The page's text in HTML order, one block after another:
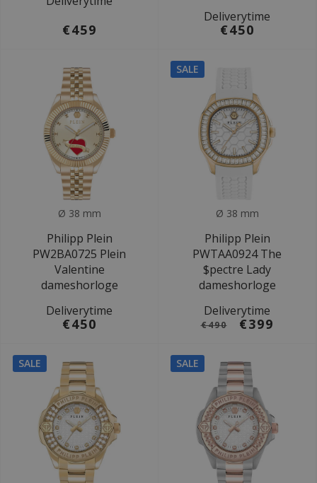
€459
Deliverytime
€450
Ø 38 mm
Philipp Plein
PW2BA0725 Plein
Valentine
dameshorloge
Deliverytime
€450
SALE
Ø 38 mm
Philipp Plein
PWTAA0924 The
$pectre Lady
dameshorloge
Deliverytime
€490 €399
SALE SALE